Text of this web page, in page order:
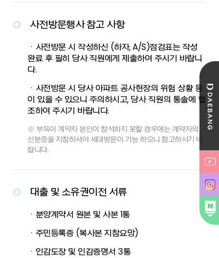
사전방문행사 참고 사항
ㆍ사전방문 시 작성하신 (하자, A/S)점검표는 작성
완료 후 필히 당사 직원에게 제출하여 주시기 바랍니
다.
ㆍ사전방문 시 당사 아파트 공사현장의 위험 상황 등
이 있을 수 있으니 주의하시고, 당사 직원의 통솔에 협
조하여 주시기 바랍니다.
※ 부득이 계약자 본인이 참석하지 못할 경우에는 계약자의
신분증을 지참하셔야 세대방문이 가능 하오니 참고하시기 바
랍니다.
대출 및 소유권이전 서류
ㆍ분양계약서 원본 및 사본 1통
ㆍ주민등록증 (복사본 지참요망)
ㆍ인감도장 및 인감증명서 3통